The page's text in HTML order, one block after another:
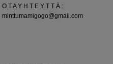
O T A Y H T E Y T T Ä :
minttumamigogo@gmail.com